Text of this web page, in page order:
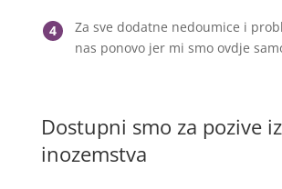
4
Za sve dodatne nedoumice i
nas ponovo jer mi smo ovdje
Dostupni smo za pozive iz
inozemstva